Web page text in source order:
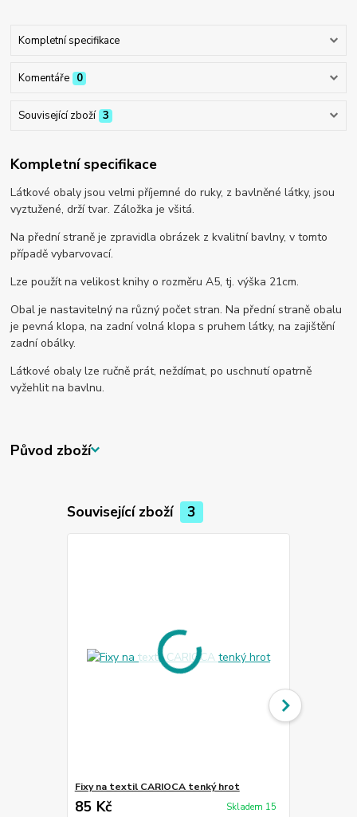
Kompletní specifikace
Komentáře 0
Související zboží 3
Kompletní specifikace
Látkové obaly jsou velmi příjemné do ruky, z bavlněné látky, jsou
vyztužené, drží tvar. Záložka je všitá.
Na přední straně je zpravidla obrázek z kvalitní bavlny, v tomto
případě vybarvovací.
Lze použít na velikost knihy o rozměru A5, tj. výška 21cm.
Obal je nastavitelný na různý počet stran. Na přední straně obalu
je pevná klopa, na zadní volná klopa s pruhem látky, na zajištění
zadní obálky.
Látkové obaly lze ručně prát, neždímat, po uschnutí opatrně
vyžehlit na bavlnu.
Původ zboží
Související zboží 3
Fixy na textil CARIOCA tenký hrot
85 Kč Skladem 15